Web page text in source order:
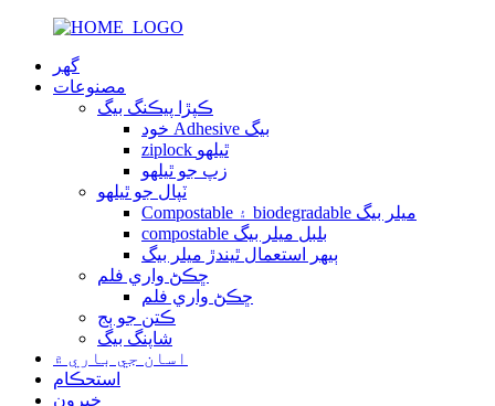
گهر
مصنوعات
ڪپڙا پيڪنگ بيگ
خود Adhesive بيگ
ziplock ٿيلهو
زپ جو ٿيلهو
ٽپال جو ٿيلهو
Compostable ۽ biodegradable ميلر بيگ
compostable بلبل ميلر بيگ
ٻيهر استعمال ٿيندڙ ميلر بيگ
ڇڪڻ واري فلم
ڇڪڻ واري فلم
ڪتن جو ٻج
شاپنگ بيگ
اسان جي باري ۾
استحڪام
خبرون